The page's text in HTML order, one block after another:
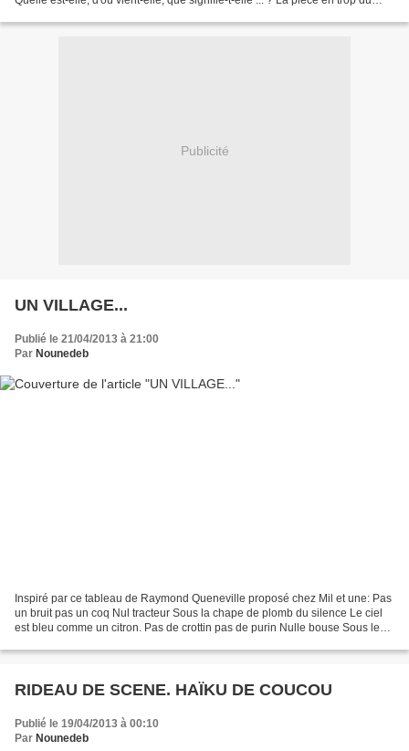
Publicité
UN VILLAGE...
Publié le 21/04/2013 à 21:00
Par Nounedeb
Inspiré par ce tableau de Raymond Queneville proposé chez Mil et une: Pas
un bruit pas un coq Nul tracteur Sous la chape de plomb du silence Le ciel
est bleu comme un citron. Pas de crottin pas de purin Nulle bouse Sous le
RIDEAU DE SCENE. HAÏKU DE COUCOU
Publié le 19/04/2013 à 00:10
Par Nounedeb